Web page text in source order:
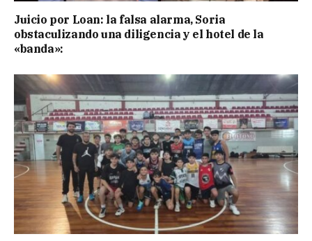
Juicio por Loan: la falsa alarma, Soria
obstaculizando una diligencia y el hotel de la
«banda»: